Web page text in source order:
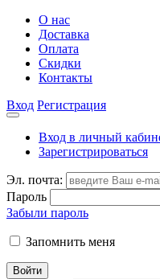
О нас
Доставка
Оплата
Скидки
Контакты
Вход Регистрация
Вход в личный
Зарегистрироваться
Эл. почта:
Пароль
Забыли пароль
Запомнить меня
Войти